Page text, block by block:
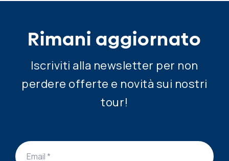
Rimani aggiornato
Iscriviti alla newsletter per non
perdere offerte e novità sui nostri
tour!